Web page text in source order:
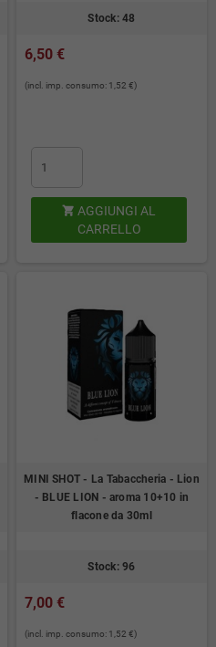
Stock: 48
6,50 €
(incl. imp. consumo: 1,52 €)
 AGGIUNGI AL
CARRELLO
MINI SHOT - La Tabaccheria - Lion
- BLUE LION - aroma 10+10 in
flacone da 30ml
Stock: 96
7,00 €
(incl. imp. consumo: 1,52 €)